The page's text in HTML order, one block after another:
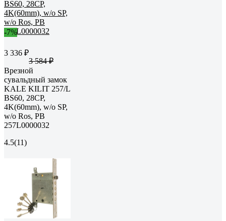
-7%
3 336 ₽
3 584 ₽
Врезной
сувальдный замок
KALE KILIT 257/L
BS60, 28CP,
4K(60mm), w/o SP,
w/o Ros, PB
257L0000032
4.5(11)